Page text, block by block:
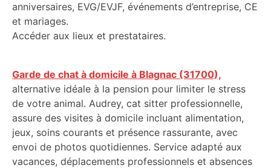
anniversaires, EVG/EVJF, événements d’entreprise, CE
et mariages.
Accéder aux lieux et prestataires.
Garde de chat à domicile à Blagnac (31700),
alternative idéale à la pension pour limiter le stress
de votre animal. Audrey, cat sitter professionnelle,
assure des visites à domicile incluant alimentation,
jeux, soins courants et présence rassurante, avec
envoi de photos quotidiennes. Service adapté aux
vacances, déplacements professionnels et absences